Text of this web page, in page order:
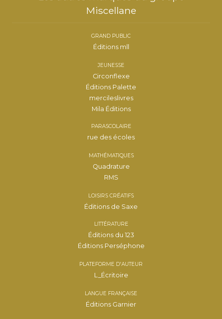
Miscellane
GRAND PUBLIC
Éditions mll
JEUNESSE
Circonflexe
Éditions Palette
mercileslivres
Mila Éditions
PARASCOLAIRE
rue des écoles
MATHÉMATIQUES
Quadrature
RMS
LOISIRS CRÉATIFS
Éditions de Saxe
LITTÉRATURE
Éditions du 123
Éditions Perséphone
PLATEFORME D'AUTEUR
L_Écritoire
LANGUE FRANÇAISE
Éditions Garnier